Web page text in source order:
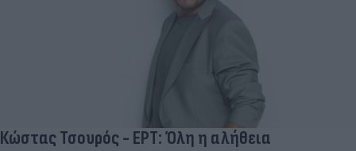
Κώστας Τσουρός - ΕΡΤ: Όλη η αλήθεια